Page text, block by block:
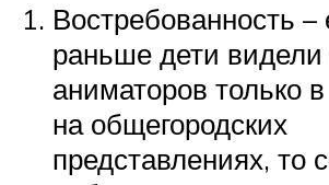
Востребованность –
раньше дети видели
аниматоров только
на общегородских
представлениях, то